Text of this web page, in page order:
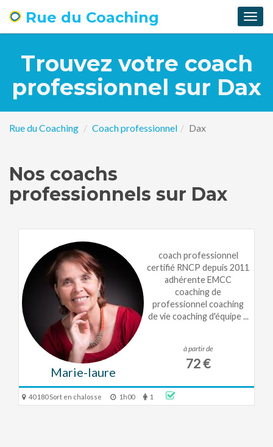
Rue du Coaching
Trouvez votre coach
professionnel sur Dax
Rue du Coaching Coach professionnel Dax
Nos coachs
professionnels sur Dax
Marie-laure
coach professionnel
certifié RNCP depuis 2011
adhérente EMCC
coaching de
professionnel coaching
de vie coaching d'équipe ...
à partir de
72 €
40 180 Sort en chalosse 1h00 1